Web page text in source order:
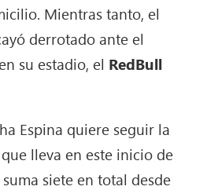
Mientras tanto, el
derrotado ante el
en su estadio, el RedBull
Espina quiere seguir la
lleva en este inicio de
siete en total desde